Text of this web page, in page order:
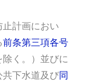
計画におい
前条第三項各号
く。）並びに
下水道及び同